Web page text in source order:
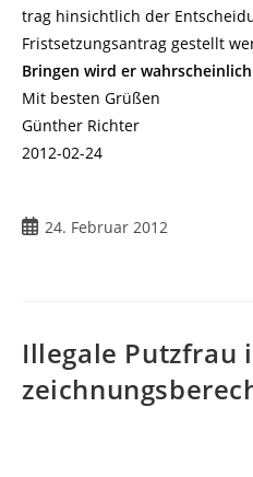
trag hinsichtlich der
Fristsetzungsantrag gestellt
Bringen wird er
Mit besten Grüßen
Günther Richter
2012-02-24
Beitrag
24. Februar 2012
Illegale Putzfrau